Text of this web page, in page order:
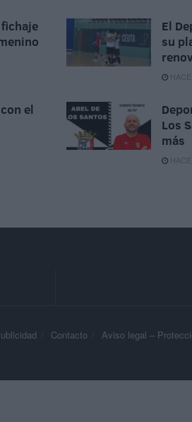
El
su
el
Los
más
Contacto Aviso legal –